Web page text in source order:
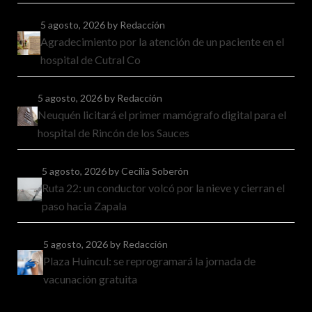
5 agosto, 2026by Redacción
Agradecimiento por la atención de un paciente en el
hospital de Cutral Co
5 agosto, 2026by Redacción
Neuquén licitará el primer mamógrafo digital para el
hospital de Rincón de los Sauces
5 agosto, 2026by Cecilia Soberón
Ruta 22: un conductor volcó por la nieve y cierran el
paso hacia Zapala
5 agosto, 2026by Redacción
Plaza Huincul: se reprogramará la jornada de
vacunación gratuita